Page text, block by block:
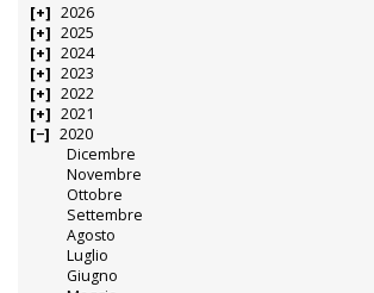
2026
2025
2024
2023
2022
2021
2020
Dicembre
Novembre
Ottobre
Settembre
Agosto
Luglio
Giugno